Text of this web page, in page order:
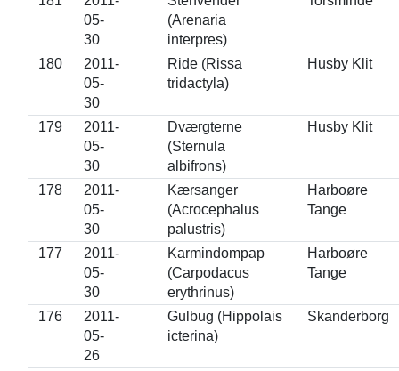
05-
30
(Arenaria
interpres)
180
2011-
05-
30
Ride (Rissa
tridactyla)
Husby Klit
179
2011-
05-
30
Dværgterne
(Sternula
albifrons)
Husby Klit
178
2011-
05-
30
Kærsanger
(Acrocephalus
palustris)
Harboøre
Tange
177
2011-
05-
30
Karmindompap
(Carpodacus
erythrinus)
Harboøre
Tange
176
2011-
05-
26
Gulbug (Hippolais
icterina)
Skanderborg